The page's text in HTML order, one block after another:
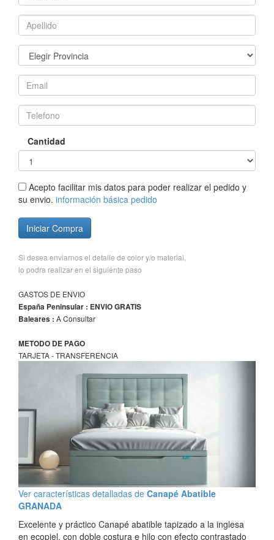
Cantidad
Acepto facilitar mis datos para poder realizar el pedido y
su envio. información básica pedido
Iniciar Compra
Si desea enviarnos el detalle de color y/o material,
lo podra realizar en el siguiente paso
GASTOS DE ENVIO
España Peninsular : ENVIO GRATIS
Baleares : A Consultar
METODO DE PAGO
TARJETA - TRANSFERENCIA
Ver características detalladas de Canapé Abatible
GRANADA
Excelente y práctico Canapé abatible tapizado a la inglesa
en ecopiel, con doble costura e hilo con efecto contrastado